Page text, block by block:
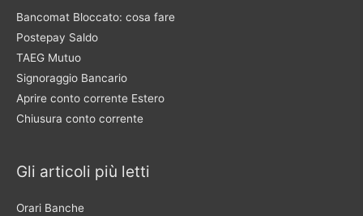
Bancomat Bloccato: cosa fare
Postepay Saldo
TAEG Mutuo
Signoraggio Bancario
Aprire conto corrente Estero
Chiusura conto corrente
Gli articoli più letti
Orari Banche